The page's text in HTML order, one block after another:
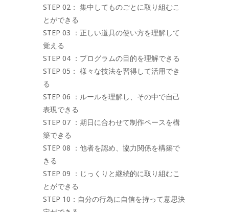
STEP 02： 集中してものごとに取り組むこ
とができる
STEP 03 ：正しい道具の使い方を理解して
覚える
STEP 04 ：プログラムの目的を理解できる
STEP 05： 様々な技法を習得して活用でき
る
STEP 06 ：ルールを理解し、その中で自己
表現できる
STEP 07 ：期日に合わせて制作ペースを構
築できる
STEP 08 ：他者を認め、協力関係を構築で
きる
STEP 09 ：じっくりと継続的に取り組むこ
とができる
STEP 10：自分の行為に自信を持って意思決